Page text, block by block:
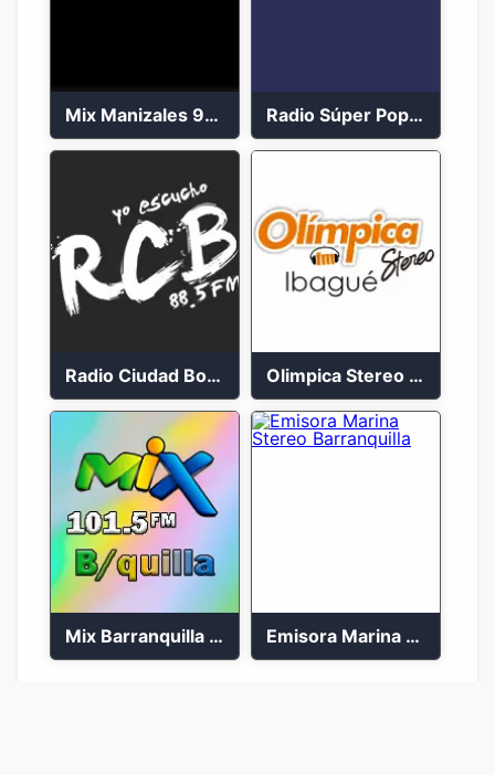
Mix Manizales 95.1 FM en Vivo Radio Súper Popayán en vivo 2023
Radio Ciudad Bolívar 88.5 FM Olimpica Stereo Ibagué 94.3 FM
Mix Barranquilla en vivo 103.9 FM Emisora Marina Stereo Barranquilla